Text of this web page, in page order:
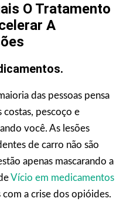
O Tratamento
A
das pessoas pensa
costas, pescoço e
você. As lesões
de carro não são
apenas mascarando a
Vício em medicamentos
a crise dos opióides.